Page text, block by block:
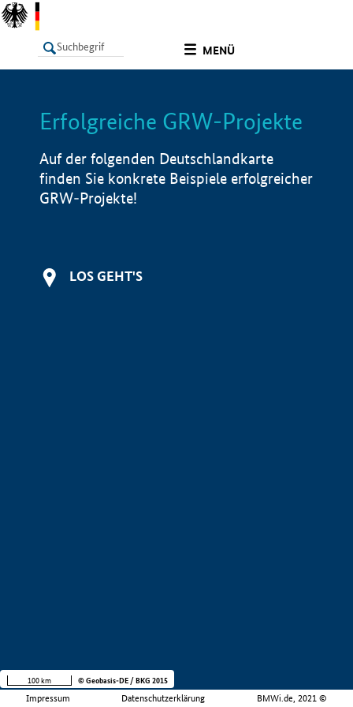
MENÜ
LISTE Info
Erfolgreiche GRW-Projekte
Auf der folgenden Deutschlandkarte
finden Sie konkrete Beispiele erfolgreicher
GRW-Projekte!
LOS GEHT'S
Impressum Datenschutzerklärung BMWi.de, 2021 ©
100 km © Geobasis-DE / BKG 2015